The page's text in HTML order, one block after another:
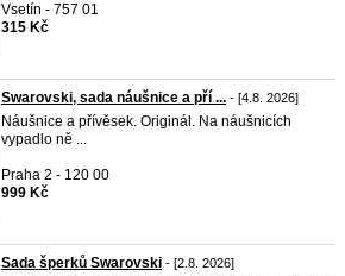
Vsetín - 757 01
315 Kč
Swarovski, sada náušnice a pří ... - [4.8. 2026]
Náušnice a přívěsek. Originál. Na náušnicích
vypadlo ně ...
Praha 2 - 120 00
999 Kč
Sada šperků Swarovski - [2.8. 2026]